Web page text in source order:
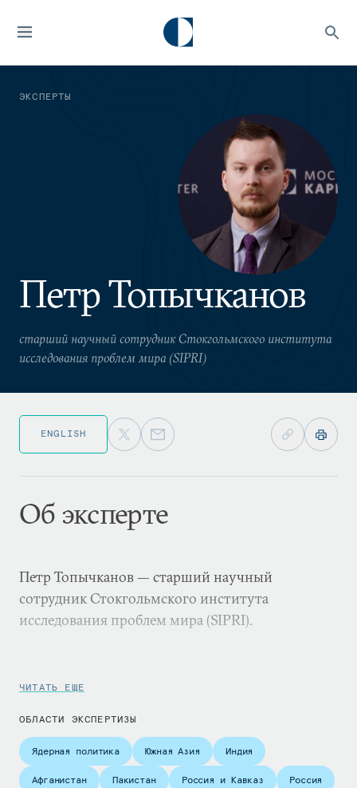
ЭКСПЕРТЫ
Петр Топычканов
старший научный сотрудник Стокгольмского института
исследования проблем мира (SIPRI)
ENGLISH
Об эксперте
Петр Топычканов — старший научный
сотрудник Стокгольмского института
исследования проблем мира (SIPRI).
ЧИТАТЬ ЕЩЕ
ОБЛАСТИ ЭКСПЕРТИЗЫ
Ядерная политика Южная Азия Индия
Афганистан Пакистан Россия и Кавказ Россия